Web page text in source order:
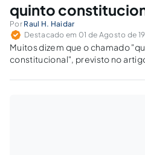
quinto
Por Raul H. Haidar
Destacado em 01 de Agosto de
Muitos dizem que o chamado
constitucional", previsto no
levar para os Tribunais a